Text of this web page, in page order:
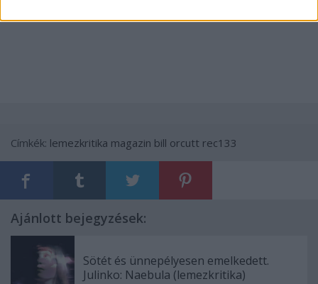
Címkék: lemezkritika magazin bill orcutt rec133
Ajánlott bejegyzések:
Sötét és ünnepélyesen emelkedett.
Julinko: Naebula (lemezkritika)